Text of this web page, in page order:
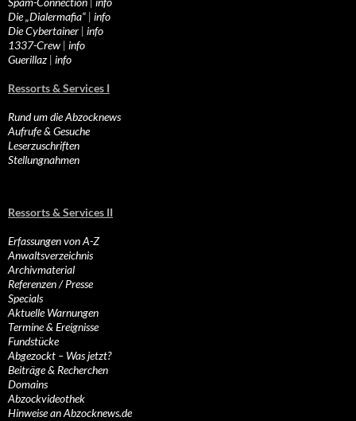
Die „Dialermafia“ | info
Die Cybertainer | info
1337-Crew | info
Guerillaz | info
Ressorts & Services I
Rund um die Abzocknews
Aufrufe & Gesuche
Leserzuschriften
Stellungnahmen
Ressorts & Services II
Erfassungen von A-Z
Anwaltsverzeichnis
Archivmaterial
Referenzen / Presse
Specials
Aktuelle Warnungen
Termine & Ereignisse
Fundstücke
Abgezockt – Was jetzt?
Beiträge & Recherchen
Domains
Abzockvideothek
Hinweise an Abzocknews.de